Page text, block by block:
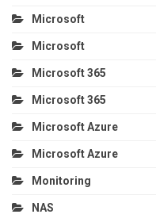
Microsoft
Microsoft
Microsoft 365
Microsoft 365
Microsoft Azure
Microsoft Azure
Monitoring
NAS